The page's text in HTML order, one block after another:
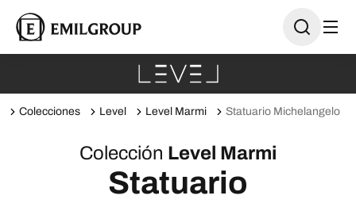
Colecciones Level Level Marmi Statuario Michelangelo
Colección Level Marmi
Statuario